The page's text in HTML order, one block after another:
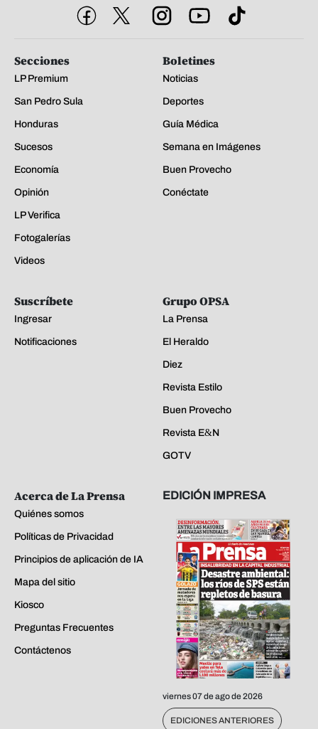
Secciones
LP Premium
San Pedro Sula
Honduras
Sucesos
Economía
Opinión
LP Verifica
Fotogalerías
Videos
Boletines
Noticias
Deportes
Guía Médica
Semana en Imágenes
Buen Provecho
Conéctate
Suscríbete
Ingresar
Notificaciones
Grupo OPSA
La Prensa
El Heraldo
Diez
Revista Estilo
Buen Provecho
Revista E&N
GOTV
Acerca de La Prensa
Quiénes somos
Políticas de Privacidad
Principios de aplicación de IA
Mapa del sitio
Kiosco
Preguntas Frecuentes
Contáctenos
EDICIÓN IMPRESA
viernes 07 de ago de 2026
EDICIONES ANTERIORES